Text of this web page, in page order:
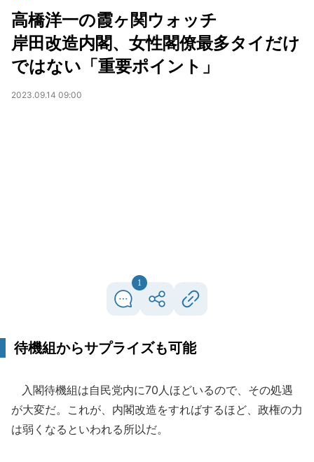
高橋洋一の霞ヶ関ウォッチ
岸田改造内閣、女性閣僚最多タイだけ
ではない「重要ポイント」
2023.09.14 09:00
1
待機組からサプライズも可能
入閣待機組は自民党内に70人ほどいるので、その処遇
が大変だ。これが、内閣改造をすればするほど、政権の力
は弱くなるといわれる所以だ。